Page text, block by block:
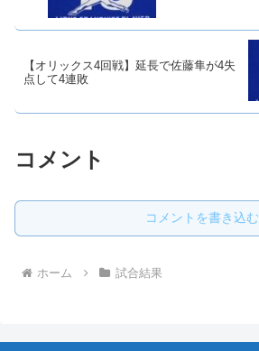
【オリックス4回戦】延長で佐藤隼が4失
点して4連敗
コメント
コメントを書き込む
ホーム 試合結果